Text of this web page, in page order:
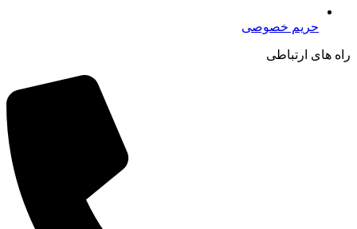
حریم خصوصی
راه های ارتباطی